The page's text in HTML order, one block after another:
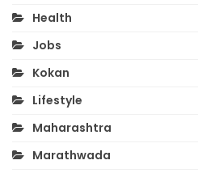
Health
Jobs
Kokan
Lifestyle
Maharashtra
Marathwada